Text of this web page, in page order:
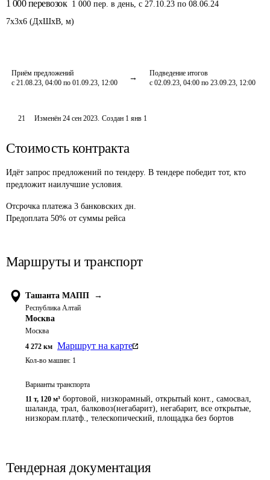
1 000 перевозок 1 000 пер. в день,с 27.10.23 по 08.06.24
7x3x6 (ДxШxВ, м)
Приём предложений
с 21.08.23, 04:00 по 01.09.23, 12:00
Подведение итогов
с 02.09.23, 04:00 по 23.09.23, 12:00
21 Изменён24 сен 2023. Создан 1 янв 1
Стоимость контракта
Идёт запрос предложений по тендеру. В тендере победит тот, кто
предложит наилучшие условия.
Отсрочка платежа 3 банковских дн.
Предоплата 50% от суммы рейса
Маршруты и транспорт
Ташанта МАПП →
Республика Алтай
Москва
Москва
4 272 км Маршрут на карте
Кол-во машин: 1
Варианты транспорта
11 т, 120 м³ бортовой, низкорамный, открытый конт., самосвал,
шаланда, трал, балковоз(негабарит), негабарит, все открытые,
низкорам.платф., телескопический, площадка без бортов
Тендерная документация